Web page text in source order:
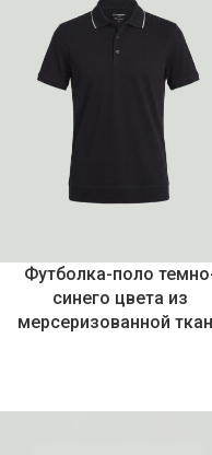
Футболка-поло
синего цвета из
мерсеризованной